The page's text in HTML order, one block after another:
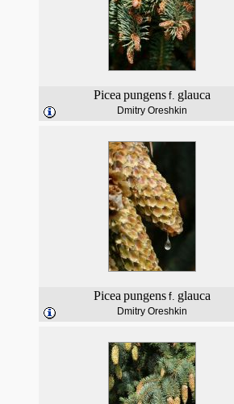
Picea pungens f. glauca
Dmitry Oreshkin
Picea pungens f. glauca
Dmitry Oreshkin